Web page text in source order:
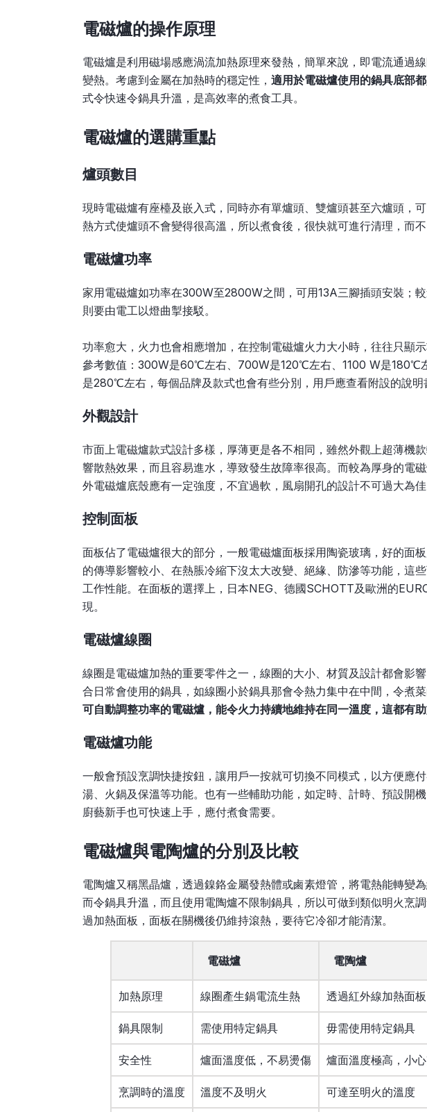
電磁爐的操作原理
電磁爐是利用磁場感應渦流加熱原理來發熱，簡單來說，即電流通過
變熱。考慮到金屬在加熱時的穩定性， 適用於電磁爐使用的鍋具底部
式令快速令鍋具升溫，是高效率的煮食工具。
電磁爐的選購重點
爐頭數目
現時電磁爐有座檯及嵌入式，同時亦有單爐頭、雙爐頭甚至六爐頭，
熱方式使爐頭不會變得很高溫，所以煮食後，很快就可進行清理，而不
電磁爐功率
家用電磁爐如功率在300W至2800W之間，可用13A三腳插頭安裝；
則要由電工以燈曲掣接駁。
功率愈大，火力也會相應增加，在控制電磁爐火力大小時，往往只顯
參考數值：300W是60℃左右、700W是120℃左右、1100 W是180℃
是280℃左右，每個品牌及款式也會有些分別，用戶應查看附設的說明
外觀設計
市面上電磁爐款式設計多樣，厚薄更是各不相同，雖然外觀上超薄機
響散熱效果，而且容易進水，導致發生故障率很高。而較為厚身的電
外電磁爐底殼應有一定強度，不宜過軟，風扇開孔的設計不可過大為佳
控制面板
面板佔了電磁爐很大的部分，一般電磁爐面板採用陶瓷玻璃，好的面
的傳導影響較小、在熱脹冷縮下沒太大改變、絕緣、防滲等功能，這
工作性能。在面板的選擇上，日本NEG、德國SCHOTT及歐洲的
現。
電磁爐線圈
線圈是電磁爐加熱的重要零件之一，線圈的大小、材質及設計都會影
合日常會使用的鍋具，如線圈小於鍋具那會令熱力集中在中間，令煮
可自動調整功率的電磁爐，能令火力持續地維持在同一溫度，這都有助
電磁爐功能
一般會預設烹調快捷按鈕，讓用戶一按就可切換不同模式，以方便應
湯、火鍋及保溫等功能。也有一些輔助功能，如定時、計時、預設開
廚藝新手也可快速上手，應付煮食需要。
電磁爐與電陶爐的分別及比較
電陶爐又稱黑晶爐，透過鎳鉻金屬發熱體或鹵素燈管，將電熱能轉變
而令鍋具升溫，而且使用電陶爐不限制鍋具，所以可做到類似明火烹
過加熱面板，面板在關機後仍維持滾熱，要待它冷卻才能清潔。
電磁爐 電陶爐
加熱原理 線圈產生鍋電流生熱 透過紅外線加熱面板
鍋具限制 需使用特定鍋具 毋需使用特定鍋具
安全性 爐面溫度低，不易燙傷 爐面溫度極高，小
烹調時的溫度 溫度不及明火 可達至明火的溫度